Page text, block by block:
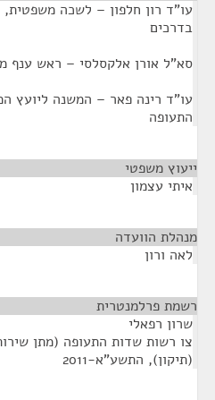
עו"ד רון חלפון – לשכה
בדרכים
סא"ל אורן אלקסלסי – ראש ענף
עו"ד רינה פאר – המשנה ליועץ
התעופה
ייעוץ משפטי
איתי עצמון
מנהלת הוועדה
לאה ורון
רשמת פרלמנטרית
שרון רפאלי
צו רשות שדות התעופה (מתן
(תיקון), התשע"א-2011